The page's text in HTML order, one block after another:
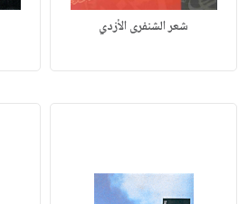
شعر الشنفرى الأزدي